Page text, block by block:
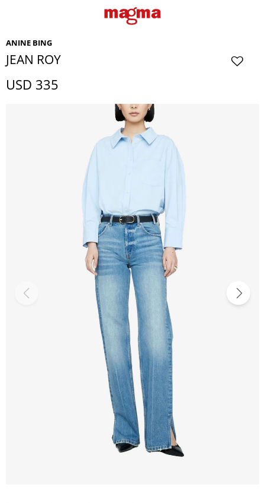
ANINE BING
JEAN ROY
USD 335